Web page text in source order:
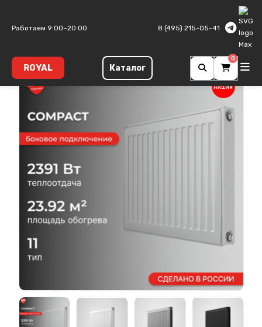
Работаем 9:00–20:00 8 (495) 215-05-41
ROYAL Каталог
0
Тип 11
Акция